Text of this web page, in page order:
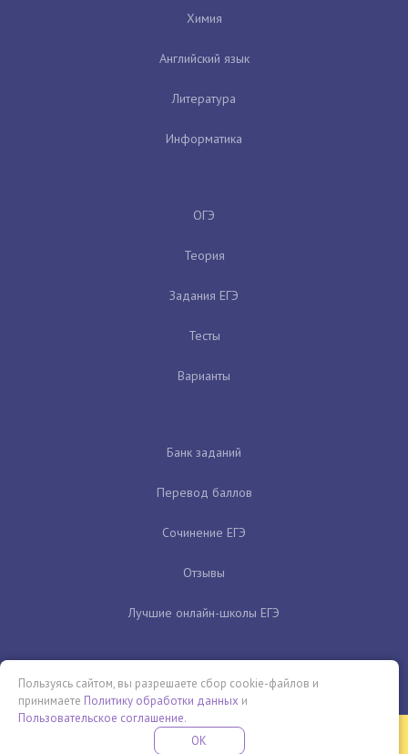
Химия
Английский язык
Литература
Информатика
ОГЭ
Теория
Задания ЕГЭ
Тесты
Варианты
Банк заданий
Перевод баллов
Сочинение ЕГЭ
Отзывы
Лучшие онлайн-школы ЕГЭ
Бесплатная летняя школа
Пользуясь сайтом, вы разрешаете сбор cookie-файлов и
принимаете Политику обработки данных и
Пользовательское соглашение.
OK